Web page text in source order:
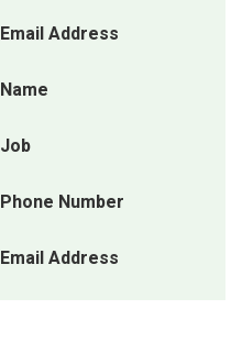
Email Address
Name
Job
Phone Number
Email Address